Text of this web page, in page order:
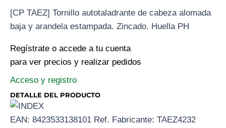
[CP TAEZ] Tornillo autotaladrante de cabeza alomada
baja y arandela estampada. Zincado. Huella PH
Regístrate o accede a tu cuenta
para ver precios y realizar pedidos
Acceso y registro
DETALLE DEL PRODUCTO
EAN: 8423533138101 Ref. Fabricante: TAEZ4232